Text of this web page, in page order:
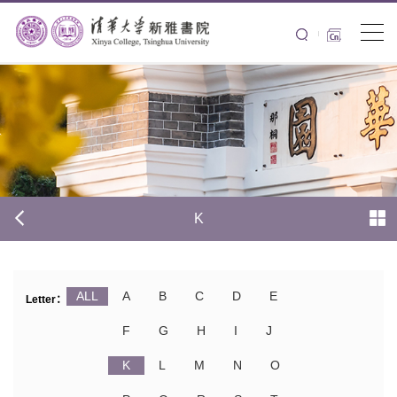
K
Letter： ALL A B C D E
F G H J
K M N O